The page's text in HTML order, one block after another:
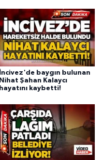
İncivez'de baygın bulunan
Nihat Şahan Kalaycı
hayatını kaybetti!